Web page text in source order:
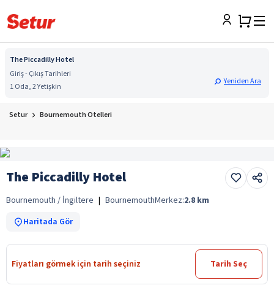
The Piccadilly Hotel
Giriş - Çıkış Tarihleri
1 Oda, 2 Yetişkin
Yeniden Ara
Setur Bournemouth Otelleri
The Piccadilly Hotel
Bournemouth / İngiltere | BournemouthMerkez:2.8 km
Haritada Gör
Fiyatları görmek için tarih seçiniz Tarih Seç